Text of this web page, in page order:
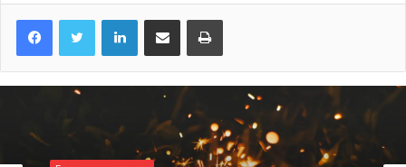
Чтобы составить текст закона, депутаты привлекли к
консультативной работе несколько ассоциаций
княжества, среди которых Action Innocence, l’Association
Необходимость усилить имеющееся законодательство
появилась в связи с сильной интеграцией социальных
LinkedInПоделиться по электронной почте Распечатать